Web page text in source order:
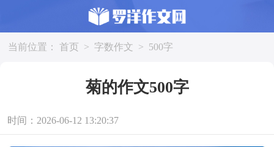
当前位置： 首页 > 字数作文 > 500字
菊的作文500字
时间：2026-06-12 13:20:37